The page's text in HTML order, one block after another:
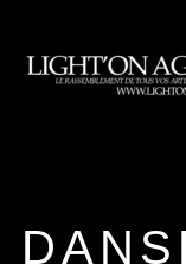
contenu